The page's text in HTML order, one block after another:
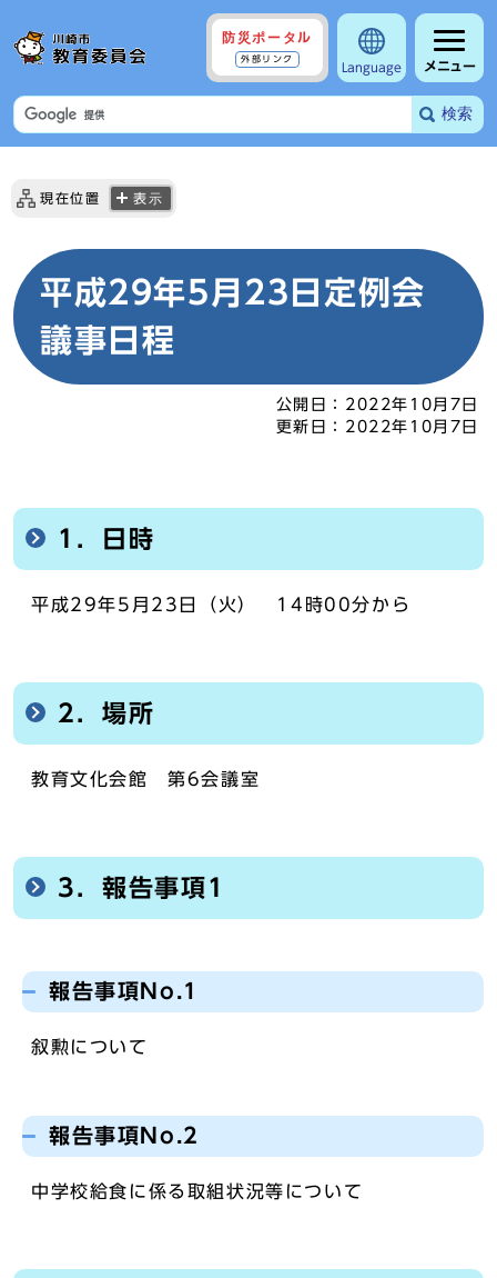
防災ポータル
外部リンク
Language メニュー
検索
現在位置 表示
平成29年5月23日定例会
議事日程
公開日： 2022年10月7日
更新日： 2022年10月7日
1．日時
平成29年5月23日（火） 14時00分から
2．場所
教育文化会館 第6会議室
3．報告事項1
報告事項No.1
叙勲について
報告事項No.2
中学校給食に係る取組状況等について